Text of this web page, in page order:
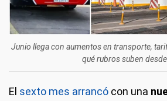
Junio llega con aumentos en transporte,
qué rubros suben
El sexto mes arrancó con una